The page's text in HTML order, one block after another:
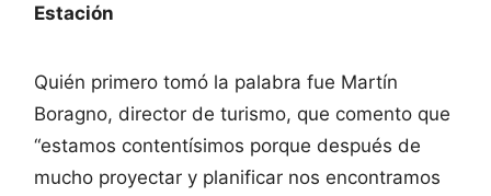
Estación
Quién primero tomó la palabra fue Martín
Boragno, director de turismo, que comento que
“estamos contentísimos porque después de
mucho proyectar y planificar nos encontramos